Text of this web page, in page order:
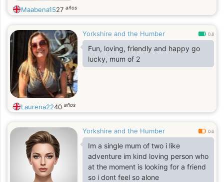
Maabena1527 años
Yorkshire and the Humber 0.8
Fun, loving, friendly and happy go
lucky, mum of 2
Laurena2240 años
Yorkshire and the Humber 0.6
Im a single mum of two i like
adventure im kind loving person who
at the moment is looking for a friend
so i dont feel so alone